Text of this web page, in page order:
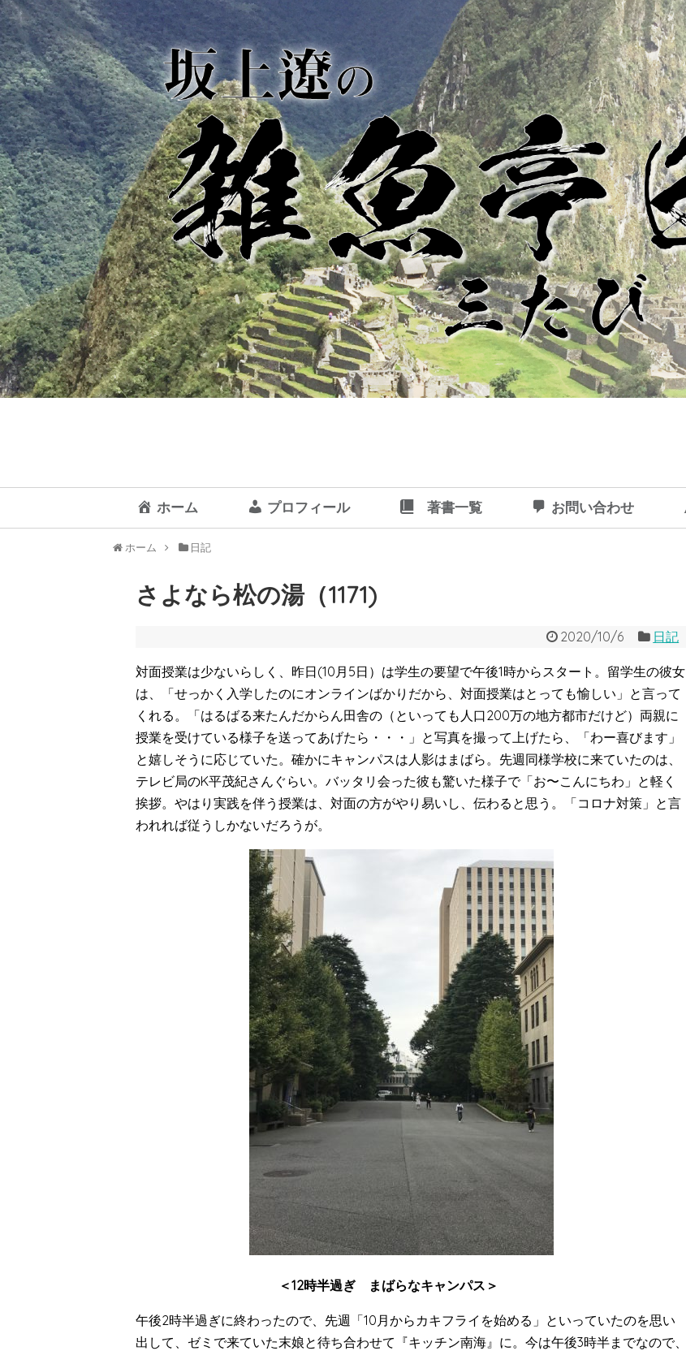
ホーム プロフィール 著書一覧 お問い合わせ
ホーム 日記
さよなら松の湯（1171)
2020/10/6 日記
対面授業は少ないらしく、昨日(10月5日）は学生の要望で午後1時からスタート。留学生の彼女
は、「せっかく入学したのにオンラインばかりだから、対面授業はとっても愉しい」と言って
くれる。「はるばる来たんだからん田舎の（といっても人口200万の地方都市だけど）両親に
授業を受けている様子を送ってあげたら・・・」と写真を撮って上げたら、「わー喜びます」
と嬉しそうに応じていた。確かにキャンパスは人影はまばら。先週同様学校に来ていたのは、
テレビ局のK平茂紀さんぐらい。バッタリ会った彼も驚いた様子で「お〜こんにちわ」と軽く
挨拶。やはり実践を伴う授業は、対面の方がやり易いし、伝わると思う。「コロナ対策」と言
われれば従うしかないだろうが。
＜12時半過ぎ まばらなキャンパス＞
午後2時半過ぎに終わったので、先週「10月からカキフライを始める」といっていたのを思い
出して、ゼミで来ていた末娘と待ち合わせて『キッチン南海』に。今は午後3時半までなので、